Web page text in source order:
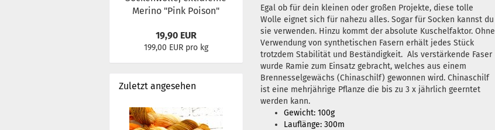
Egal ob für dein kleinen oder großen Projekte, diese tolle
Wolle eignet sich für nahezu alles. Sogar für Socken kannst du
sie verwenden. Hinzu kommt der absolute Kuschelfaktor. Ohne
Verwendung von synthetischen Fasern erhält jedes Stück
trotzdem Stabilität und Beständigkeit. Als verstärkende Faser
wurde Ramie zum Einsatz gebracht, welches aus einem
Brennesselgewächs (Chinaschilf) gewonnen wird. Chinaschilf
ist eine mehrjährige Pflanze die bis zu 3 x jährlich geerntet
werden kann.
Gewicht: 100g
Lauflänge: 300m
Merino "Pink Poison"
19,90 EUR
199,00 EUR pro kg
Zuletzt angesehen